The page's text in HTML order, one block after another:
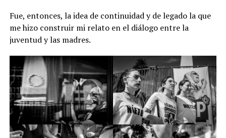
Fue, entonces, la idea de continuidad y de legado la que
me hizo construir mi relato en el diálogo entre la
juventud y las madres.